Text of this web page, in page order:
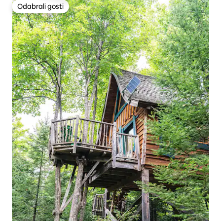
Odabrali gosti
Odabrali gosti